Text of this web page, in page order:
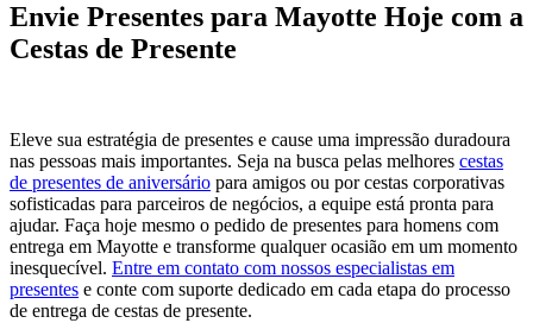
Envie Presentes para Mayotte Hoje com a
Cestas de Presente
Eleve sua estratégia de presentes e cause uma impressão duradoura
nas pessoas mais importantes. Seja na busca pelas melhores cestas
de presentes de aniversário para amigos ou por cestas corporativas
sofisticadas para parceiros de negócios, a equipe está pronta para
ajudar. Faça hoje mesmo o pedido de presentes para homens com
entrega em Mayotte e transforme qualquer ocasião em um momento
inesquecível. Entre em contato com nossos especialistas em
presentes e conte com suporte dedicado em cada etapa do processo
de entrega de cestas de presente​.